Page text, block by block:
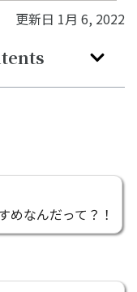
更新日 1月 6, 2022
めなんだって？！